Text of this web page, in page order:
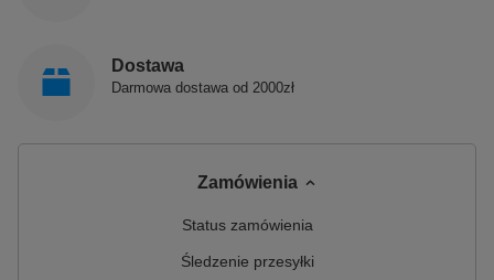
Dostawa
Darmowa dostawa od 2000zł
Zamówienia
Status zamówienia
Śledzenie przesyłki